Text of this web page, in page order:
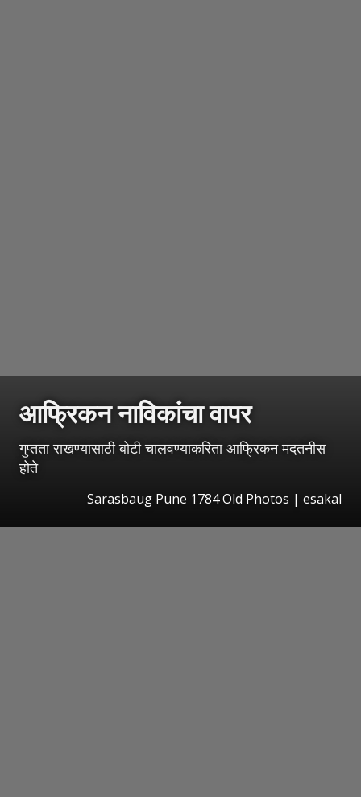
आफ्रिकन नाविकांचा वापर
गुप्तता राखण्यासाठी बोटी चालवण्याकरिता आफ्रिकन मदतनीस
होते
Sarasbaug Pune 1784 Old Photos | esakal